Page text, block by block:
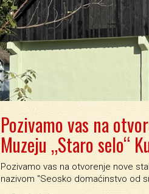
Pozivamo vas na
Muzeju „Staro selo“
Pozivamo vas na otvorenje nove
nazivom ''Seosko domaćinstvo od